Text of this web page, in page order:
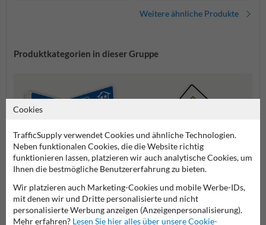
Weitere ähnliche Produkte
Produktkategorien in dieser Gruppe
Richtzeichen Vorfahrtsschilder
Cookies
TrafficSupply verwendet Cookies und ähnliche Technologien.
Neben funktionalen Cookies, die die Website richtig
funktionieren lassen, platzieren wir auch analytische Cookies, um
Ihnen die bestmögliche Benutzererfahrung zu bieten.
Wir platzieren auch Marketing-Cookies und mobile Werbe-IDs,
mit denen wir und Dritte personalisierte und nicht
personalisierte Werbung anzeigen (Anzeigenpersonalisierung).
Mehr erfahren? Lesen Sie hier alles über unsere Cookie-